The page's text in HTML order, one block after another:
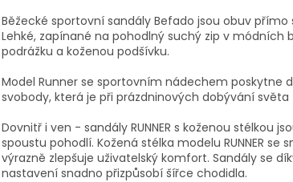
Běžecké sportovní sandály Befado jsou obuv
Lehké, zapínané na pohodlný suchý zip v módních
podrážku a koženou podšívku.
Model Runner se sportovním nádechem poskytne
svobody, která je při prázdninových dobývání světa
Dovnitř i ven - sandály RUNNER s koženou stélkou
spoustu pohodlí. Kožená stélka modelu RUNNER se
výrazně zlepšuje uživatelský komfort. Sandály se
nastavení snadno přizpůsobí šířce chodidla.